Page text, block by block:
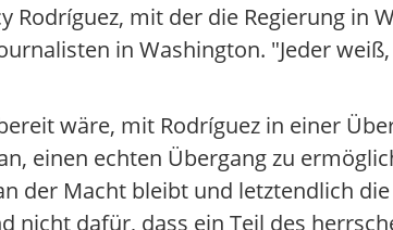
Rodríguez, mit der die Regierung in
in Washington. "Jeder
wäre, mit Rodríguez in einer
einen echten Übergang zu
der Macht bleibt und letztendlich
nicht dafür, dass ein Teil des